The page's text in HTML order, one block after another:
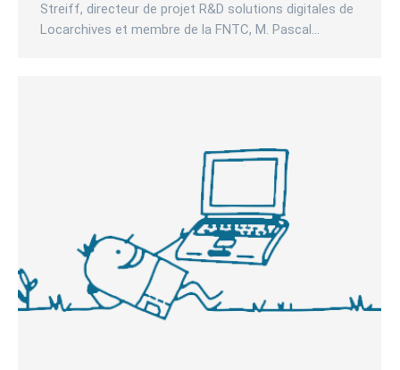
Streiff, directeur de projet R&D solutions digitales de
Locarchives et membre de la FNTC, M. Pascal…